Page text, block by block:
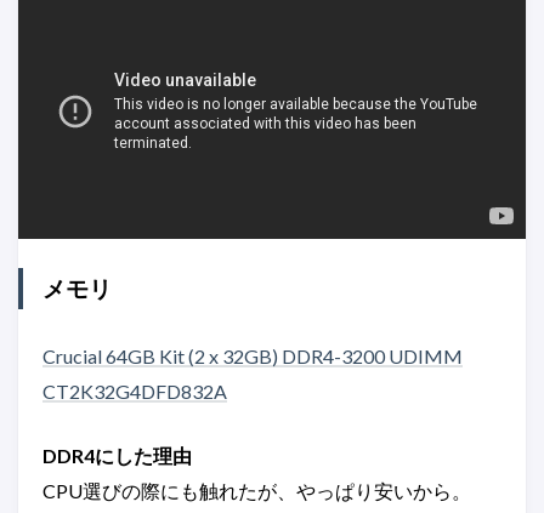
メモリ
Crucial 64GB Kit (2 x 32GB) DDR4-3200 UDIMM
CT2K32G4DFD832A
DDR4にした理由
CPU選びの際にも触れたが、やっぱり安いから。